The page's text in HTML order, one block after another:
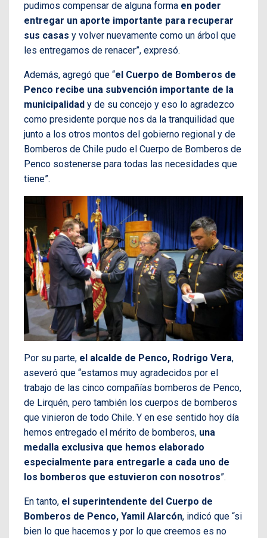
pudimos compensar de alguna forma en poder
entregar un aporte importante para recuperar
sus casas y volver nuevamente como un árbol que
les entregamos de renacer”, expresó.
Además, agregó que “el Cuerpo de Bomberos de
Penco recibe una subvención importante de la
municipalidad y de su concejo y eso lo agradezco
como presidente porque nos da la tranquilidad que
junto a los otros montos del gobierno regional y de
Bomberos de Chile pudo el Cuerpo de Bomberos de
Penco sostenerse para todas las necesidades que
tiene”.
Por su parte, el alcalde de Penco, Rodrigo Vera,
aseveró que “estamos muy agradecidos por el
trabajo de las cinco compañías bomberos de Penco,
de Lirquén, pero también los cuerpos de bomberos
que vinieron de todo Chile. Y en ese sentido hoy día
hemos entregado el mérito de bomberos, una
medalla exclusiva que hemos elaborado
especialmente para entregarle a cada uno de
los bomberos que estuvieron con nosotros”.
En tanto, el superintendente del Cuerpo de
Bomberos de Penco, Yamil Alarcón, indicó que “si
bien lo que hacemos y por lo que creemos es no